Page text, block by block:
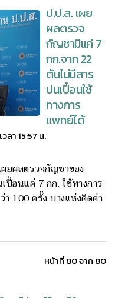
ป.ป.ส. เผย
ผลตรวจ
กัญชามีแค่ 7
กก.จาก 22
ตันไม่มีสาร
ปนเปื้อนใช้
ทางการ
แพทย์ได้
า 15:57 น.
ยผลตรวจกัญชาของ
อนแค่ 7 กก. ใช้ทางการ
100 ครั้ง บางแห่งคิดค่า
หน้าที่ 80 จาก 80